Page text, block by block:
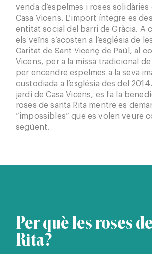
venda d’espelmes i roses solidàries
Casa Vicens. L’import íntegre es
entitat social del barri de Gràcia. A
els veïns s’acosten a l’església de
Caritat de Sant Vicenç de Paül, al
Vicens, per a la missa tradicional de
per encendre espelmes a la seva
custodiada a l’església des del
jardí de Casa Vicens, es fa la
roses de santa Rita mentre es
“impossibles” que es volen veure
següent.
Per què les roses
Rita?